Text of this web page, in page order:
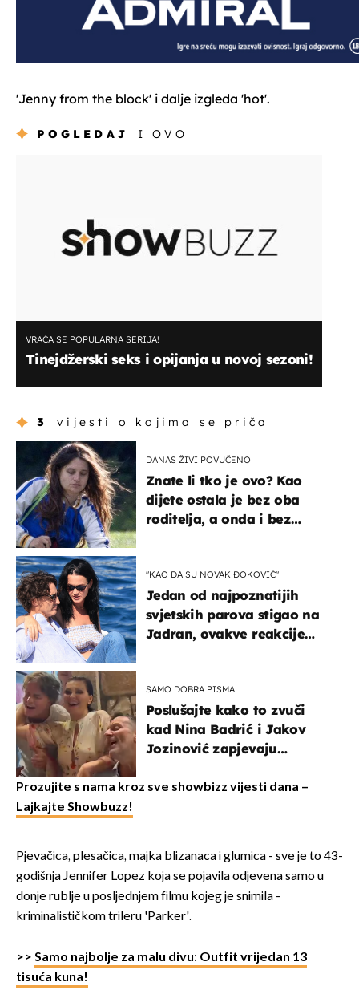
'Jenny from the block' i dalje izgleda 'hot'.
POGLEDAJ I OVO
VRAĆA SE POPULARNA SERIJA!
Tinejdžerski seks i opijanja u novoj sezoni!
3 vijesti o kojima se priča
DANAS ŽIVI POVUČENO
Znate li tko je ovo? Kao
dijete ostala je bez oba
roditelja, a onda i bez
"KAO DA SU NOVAK ĐOKOVIĆ"
Jedan od najpoznatijih
svjetskih parova stigao na
Jadran, ovakve reakcije
SAMO DOBRA PISMA
Poslušajte kako to zvuči
kad Nina Badrić i Jakov
Jozinović zapjevaju
Prozujite s nama kroz sve showbizz vijesti dana –
Lajkajte Showbuzz!
Pjevačica, plesačica, majka blizanaca i glumica - sve je to 43-
godišnja Jennifer Lopez koja se pojavila odjevena samo u
donje rublje u posljednjem filmu kojeg je snimila -
kriminalističkom trileru 'Parker'.
>> Samo najbolje za malu divu: Outfit vrijedan 13
tisuća kuna!